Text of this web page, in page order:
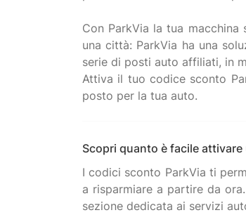
Con ParkVia la tua
una città: ParkVia ha una
serie di posti auto affiliati, in
Attiva il tuo codice sconto
Scopri quanto è facile
I codici sconto ParkVia ti
a risparmiare a partire da
sezione dedicata ai servizi